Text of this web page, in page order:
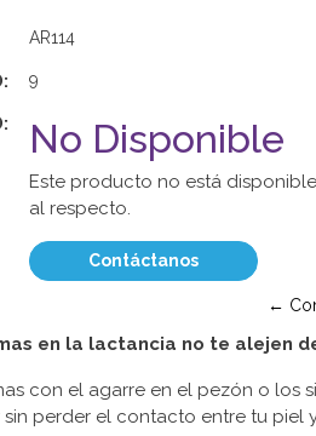
AR114
9
No Disponible
Este producto no está
al respecto.
Contáctanos
←
en la lactancia no te alejen
con el agarre en el pezón o los
perder el contacto entre tu piel